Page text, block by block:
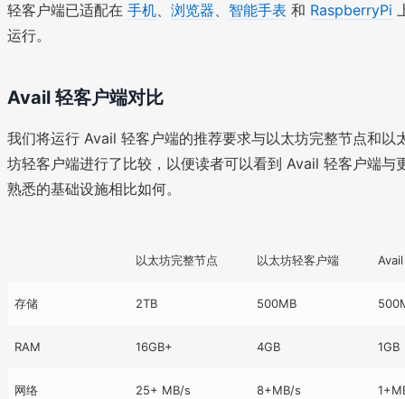
轻客户端已适配在 手机、 浏览器、 智能手表 和 RaspberryPi
运行。
Avail 轻客户端对比
我们将运行 Avail 轻客户端的推荐要求与以太坊完整节点和以
坊轻客户端进行了比较，以便读者可以看到 Avail 轻客户端与
熟悉的基础设施相比如何。
以太坊完整节点 以太坊轻客户端
存储 2TB 500MB
RAM 16GB+ 4GB 1GB
网络 25+ MB/s 8+MB/s